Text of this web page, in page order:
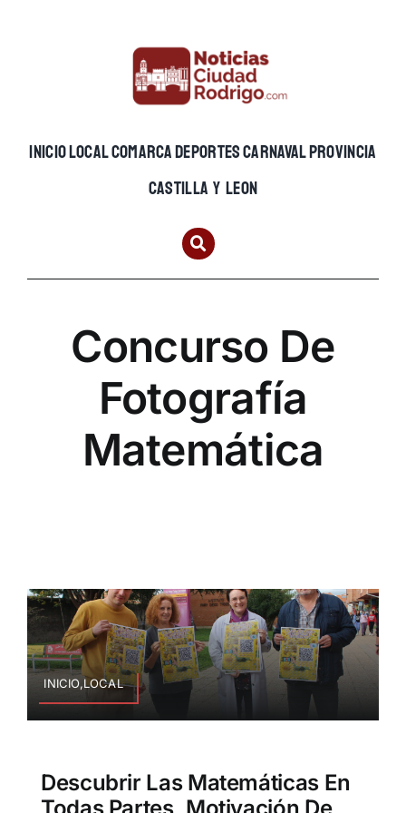
INICIOLOCALCOMARCADEPORTESCARNAVALPROVINCIA
CASTILLA Y LEON
Concurso De
Fotografía
Matemática
INICIO,LOCAL
Descubrir Las Matemáticas En